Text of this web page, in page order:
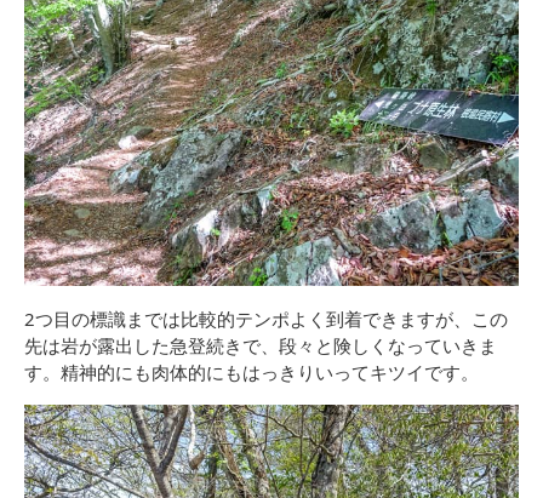
2つ目の標識までは比較的テンポよく到着できますが、この
先は岩が露出した急登続きで、段々と険しくなっていきま
す。精神的にも肉体的にもはっきりいってキツイです。